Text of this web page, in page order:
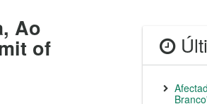
Ao
of